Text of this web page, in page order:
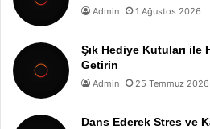
Admin 1 Ağustos 2026
Şık Hediye Kutuları ile
Getirin
Admin 25 Temmuz 2026
Dans Ederek Stres ve